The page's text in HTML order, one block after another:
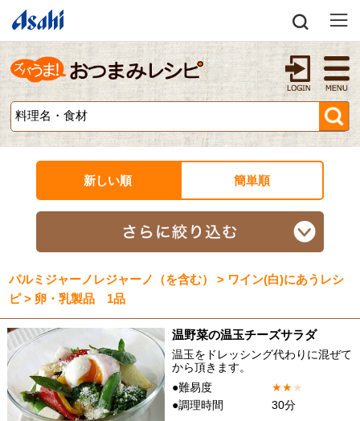
新しい順 簡単順
パルミジャーノレジャーノ（を含む） > ワイン(白)にあうレシ
ピ > 卵・乳製品 1品
温野菜の温玉チーズサラダ
温玉をドレッシング代わりに混ぜて
から頂きます。
●難易度
★★★
●調理時間
30分